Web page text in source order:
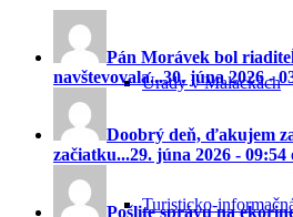
Úrady v Malackách
Turisticko-
Pán Morávek bol
navštevovala...30. júna 2026 -
Doobrý deň, ďakujem
začiatku...29. júna 2026 - 09:54
Pošlite správu na